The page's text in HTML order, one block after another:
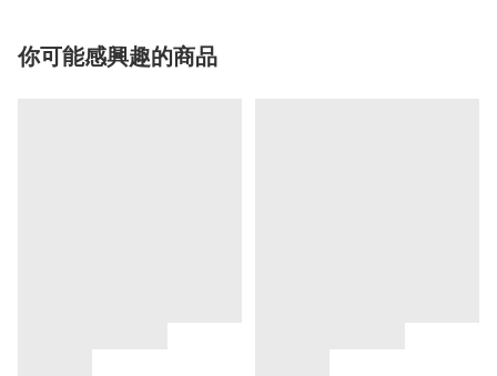
你可能感興趣的商品